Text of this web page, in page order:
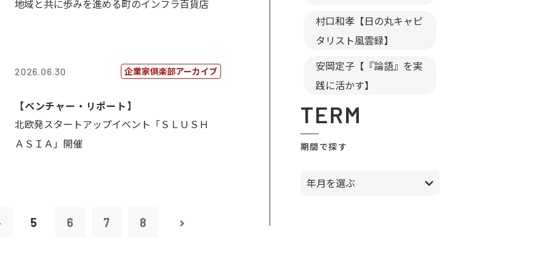
地域と共に歩みを進める町のインフラ百貨店
2026.06.30 企業家倶楽部アーカイブ
【ベンチャー・リポート】
北欧発スタートアップイベント「ＳＬＵＳＨ
ＡＳＩＡ」開催
5 6 7 8
村口和孝【日の丸キャピ
タリスト風雲録】
安岡定子【『論語』を実
践に活かす】
TERM
期間で探す
年月を選ぶ